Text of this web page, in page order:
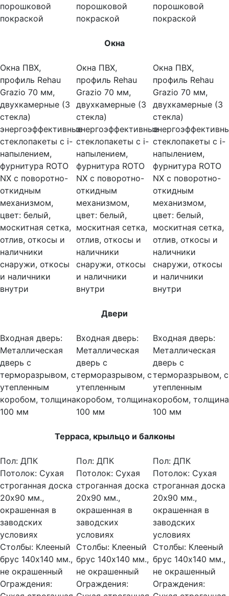
порошковой
покраской
порошковой
покраской
порошковой
покраской
Окна
Окна ПВХ,
профиль Rehau
Grazio 70 мм,
двухкамерные (3
стекла)
энергоэффективные
стеклопакеты c i-
напылением,
фурнитура ROTO
NX с поворотно-
откидным
механизмом,
цвет: белый,
москитная сетка,
отлив, откосы и
наличники
снаружи, откосы
и наличники
внутри
Окна ПВХ,
профиль Rehau
Grazio 70 мм,
двухкамерные (3
стекла)
энергоэффективные
стеклопакеты c i-
напылением,
фурнитура ROTO
NX с поворотно-
откидным
механизмом,
цвет: белый,
москитная сетка,
отлив, откосы и
наличники
снаружи, откосы
и наличники
внутри
Окна ПВХ,
профиль Rehau
Grazio 70 мм,
двухкамерные (3
стекла)
стеклопакеты c i-
напылением,
фурнитура ROTO
NX с поворотно-
откидным
механизмом,
цвет: белый,
москитная сетка,
отлив, откосы и
наличники
снаружи, откосы
и наличники
внутри
Двери
Входная дверь:
Металлическая
дверь с
терморазрывом, с
утепленным
коробом, толщина
100 мм
Входная дверь:
Металлическая
дверь с
терморазрывом, с
утепленным
коробом, толщина
100 мм
Входная дверь:
Металлическая
дверь с
терморазрывом, с
утепленным
коробом, толщина
100 мм
Терраса, крыльцо и балконы
Пол: ДПК
Потолок: Сухая
строганная доска
20х90 мм.,
окрашенная в
заводских
условиях
Столбы: Клееный
брус 140х140 мм.,
не окрашенный
Ограждения:
Пол: ДПК
Потолок: Сухая
строганная доска
20х90 мм.,
окрашенная в
заводских
условиях
Столбы: Клееный
брус 140х140 мм.,
не окрашенный
Ограждения:
Пол:ДПК
Потолок:Сухая
строганная доска
20х90 мм.,
окрашенная в
заводских
условиях
Столбы:Клееный
брус 140х140 мм.,
не окрашенный
Ограждения: